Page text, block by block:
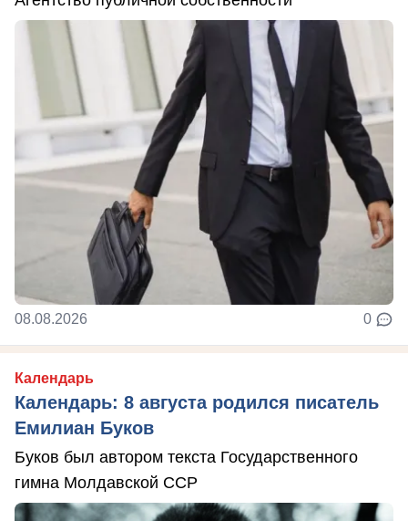
08.08.2026 0
Календарь
Календарь: 8 августа родился писатель
Емилиан Буков
Буков был автором текста Государственного
гимна Молдавской ССР